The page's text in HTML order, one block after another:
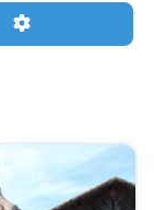
Advanced